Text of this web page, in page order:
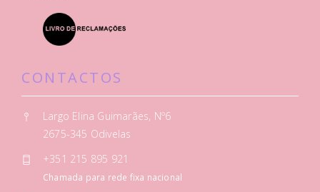
CONTACTOS
Largo Elina Guimarães, Nº6
2675-345 Odivelas
+351 215 895 921
Chamada para rede fixa nacional